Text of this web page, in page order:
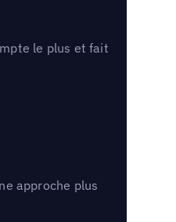
le plus et fait
approche plus